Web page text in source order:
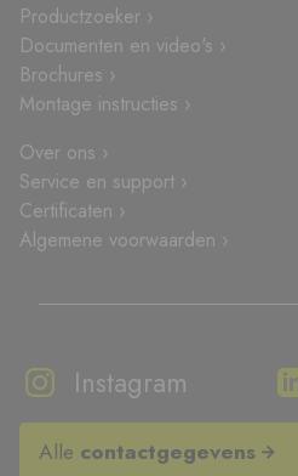
Productzoeker ›
Documenten en video's ›
Brochures ›
Montage instructies ›
Over ons ›
Service en support ›
Certificaten ›
Algemene voorwaarden ›
Instagram
Alle contactgegevens